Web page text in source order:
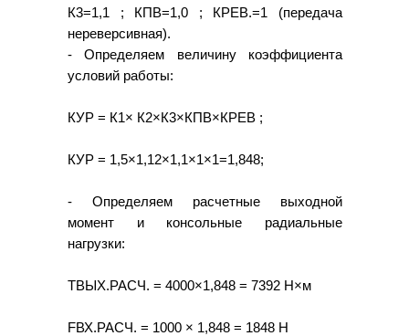
К3=1,1 ; КПВ=1,0 ; КРЕВ.=1 (передача
нереверсивная).
- Определяем величину коэффициента
условий работы:
КУР = К1× К2×К3×КПВ×КРЕВ ;
КУР = 1,5×1,12×1,1×1×1=1,848;
- Определяем расчетные выходной
момент и консольные радиальные
нагрузки:
ТВЫХ.РАСЧ. = 4000×1,848 = 7392 Н×м
FВХ.РАСЧ. = 1000 × 1,848 = 1848 Н